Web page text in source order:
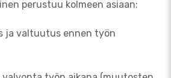
perustuu kolmeen asiaan:
ja valtuutus ennen työn